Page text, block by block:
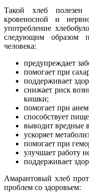
Такой хлеб полезен
кровеносной и
употребление
следующим образом
человека:
предупреждает
помогает при
поддерживает
снижает риск
кишки;
помогает при
способствует
выводит вредные
ускоряет
помогает при
улучшает работу
поддерживает
Амарантовый хлеб
проблем со здоровьем: